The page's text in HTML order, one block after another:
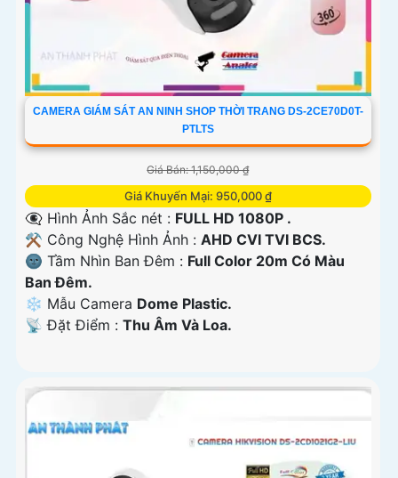
CAMERA GIÁM SÁT AN NINH SHOP THỜI TRANG DS-2CE70D0T-
PTLTS
Giá Bán: 1,150,000 ₫
Giá Khuyến Mại: 950,000 ₫
👁️‍🗨 Hình Ảnh Sắc nét : FULL HD 1080P .
⚒ Công Nghệ Hình Ảnh : AHD CVI TVI BCS.
🌚 Tầm Nhìn Ban Đêm : Full Color 20m Có Màu
Ban Ðêm.
❄ Mẫu Camera Dome Plastic.
️📡 Đặt Điểm : Thu Âm Và Loa.